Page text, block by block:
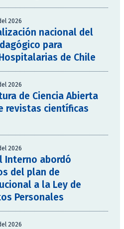
2026
nacional del
para
de Chile
2026
de Ciencia Abierta
revistas científicas
2026
Interno abordó
del plan de
a la Ley de
Personales
2026